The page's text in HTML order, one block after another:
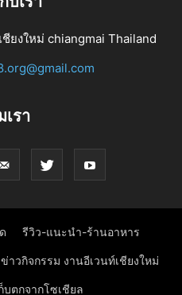
ชียงใหม่ chiangmai Thailand
เรา
รีวิว-แนะนำ-ร้านอาหาร
ข่าวกิจกรรม งานอีเวนท์เชียงใหม่
บตกจากโซเชียล